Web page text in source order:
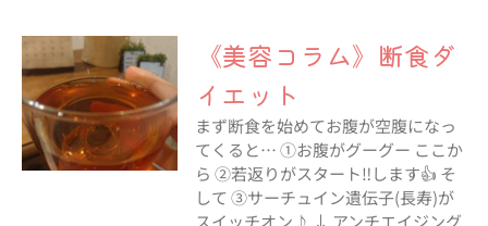
《美容コラム》断食ダ
イエット
まず断食を始めてお腹が空腹になっ
てくると… ①お腹がグーグー ここか
ら ②若返りがスタート‼︎します👍 そ
して ③サーチュイン遺伝子(長寿)が
スイッチオン♪ ↓ アンチエイジング